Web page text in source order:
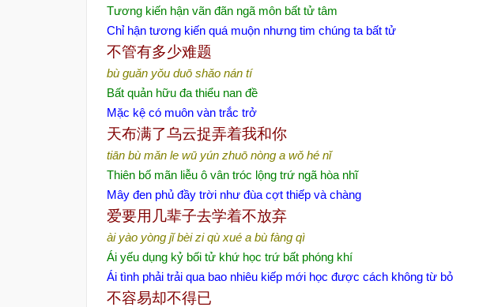
Tương kiến hận vãn đãn ngã môn bất tử tâm
Chỉ hận tương kiến quá muộn nhưng tim chúng ta bất tử
不管有多少难题
bù guǎn yǒu duō shǎo nán tí
Bất quản hữu đa thiểu nan đề
Mặc kệ có muôn vàn trắc trở
天布满了乌云捉弄着我和你
tiān bù mǎn le wū yún zhuō nòng a wǒ hé nǐ
Thiên bố mãn liễu ô vân tróc lộng trứ ngã hòa nhĩ
Mây đen phủ đầy trời như đùa cợt thiếp và chàng
爱要用几辈子去学着不放弃
ài yào yòng jǐ bèi zi qù xué a bù fàng qì
Ái yếu dụng kỷ bối tử khứ học trứ bất phóng khí
Ái tình phải trải qua bao nhiêu kiếp mới học được cách không từ bỏ
不容易却不得已